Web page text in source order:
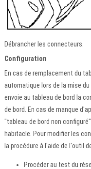
Débrancher les connecteurs.
Configuration
En cas de remplacement du
automatique lors de la mise
envoie au tableau de bord la
de bord. En cas de manque
"tableau de bord non
habitacle. Pour modifier les
la procédure à l'aide de l'outil
Procéder au test du